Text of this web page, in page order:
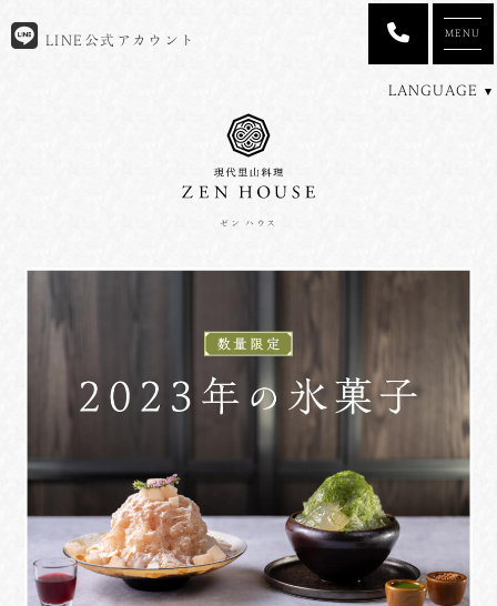
ゼン ハウス
LINE公式アカウント
LANGUAGE
MENU